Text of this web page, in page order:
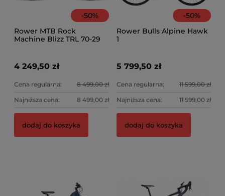
-50%
Rower MTB Rock
Machine Blizz TRL 70-29
4 249,50 zł
Cena regularna: 8 499,00 zł
Najniższa cena: 8 499,00 zł
dodaj do koszyka
-50%
Rower Bulls Alpine Hawk
1
5 799,50 zł
Cena regularna: 11 599,00 zł
Najniższa cena: 11 599,00 zł
dodaj do koszyka
Fotelik + siodełko Kids Ride Shotgun Pro Evo +
kierownica